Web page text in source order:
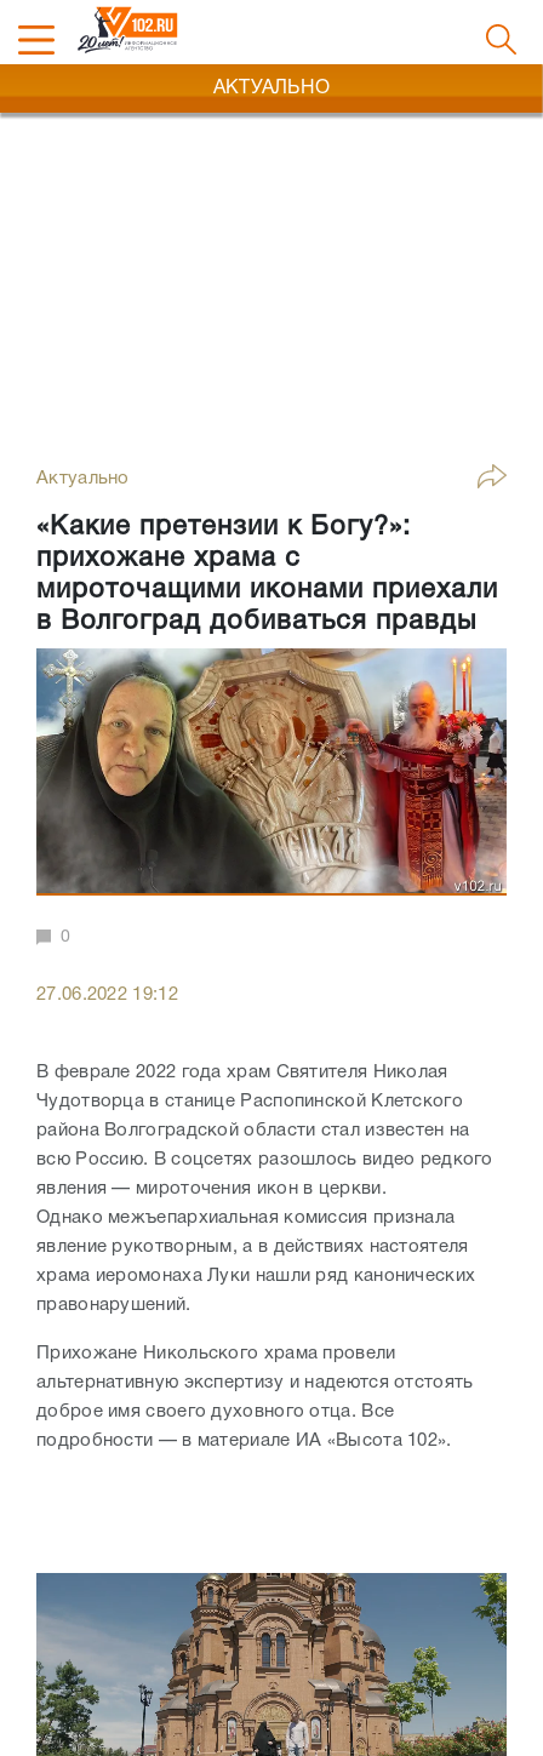
АКТУАЛЬНО
Актуально
«Какие претензии к Богу?»:
прихожане храма с
мироточащими иконами приехали
в Волгоград добиваться правды
0
27.06.2022 19:12
В феврале 2022 года храм Святителя Николая
Чудотворца в станице Распопинской Клетского
района Волгоградской области стал известен на
всю Россию. В соцсетях разошлось видео редкого
явления — мироточения икон в церкви.
Однако межъепархиальная комиссия признала
явление рукотворным, а в действиях настоятеля
храма иеромонаха Луки нашли ряд канонических
правонарушений.
Прихожане Никольского храма провели
альтернативную экспертизу и надеются отстоять
доброе имя своего духовного отца. Все
подробности — в материале ИА «Высота 102».